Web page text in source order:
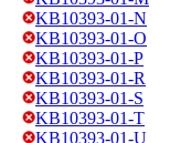
KB10393-01-N
KB10393-01-O
KB10393-01-P
KB10393-01-R
KB10393-01-S
KB10393-01-T
KB10393-01-U